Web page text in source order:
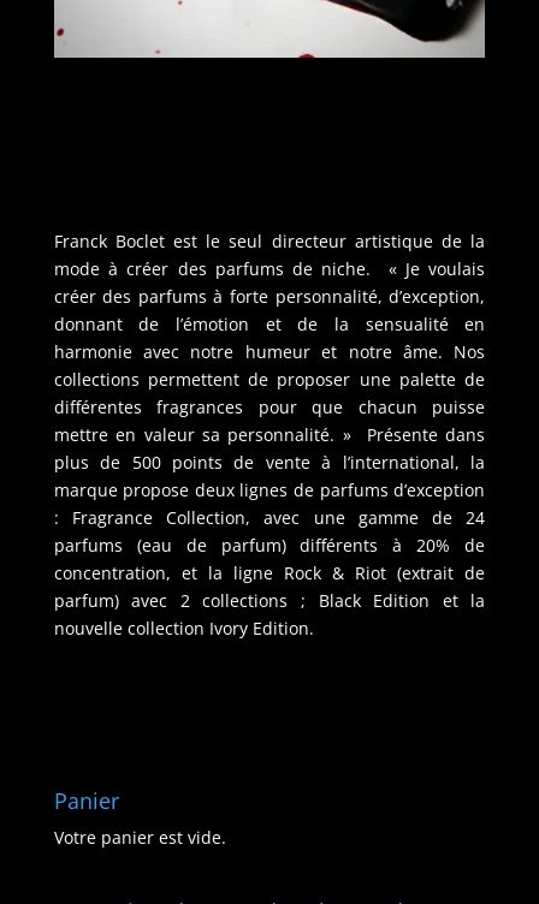
Franck Boclet est le seul directeur artistique de la
mode à créer des parfums de niche. « Je voulais
créer des parfums à forte personnalité, d’exception,
donnant de l’émotion et de la sensualité en
harmonie avec notre humeur et notre âme. Nos
collections permettent de proposer une palette de
différentes fragrances pour que chacun puisse
mettre en valeur sa personnalité. » Présente dans
plus de 500 points de vente à l’international, la
marque propose deux lignes de parfums d’exception
: Fragrance Collection, avec une gamme de 24
parfums (eau de parfum) différents à 20% de
concentration, et la ligne Rock & Riot (extrait de
parfum) avec 2 collections ; Black Edition et la
nouvelle collection Ivory Edition.
Panier
Votre panier est vide.